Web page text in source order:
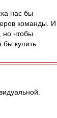
нас бы
команды. И
но чтобы
бы купить